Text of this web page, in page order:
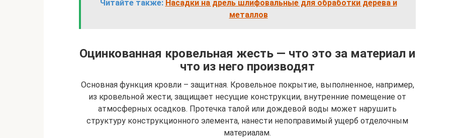
Читайте также: Насадки на дрель шлифовальные для обработки дерева и
металлов
Оцинкованная кровельная жесть — что это за материал и
что из него производят
Основная функция кровли – защитная. Кровельное покрытие, выполненное, например,
из кровельной жести, защищает несущие конструкции, внутренние помещение от
атмосферных осадков. Протечка талой или дождевой воды может нарушить
структуру конструкционного элемента, нанести непоправимый ущерб отделочным
материалам.